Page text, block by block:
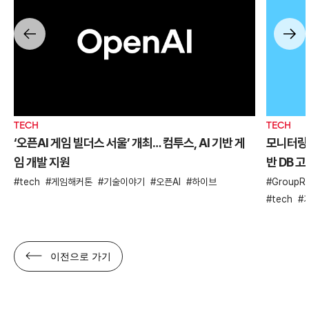
TECH
‘오픈AI 게임 빌더스 서울’ 개최… 컴투스, AI 기반 게
임 개발 지원
tech 게임해커톤 기술이야기 오픈AI 하이브
TECH
모니터
반 DB
tech
이전으로 가기